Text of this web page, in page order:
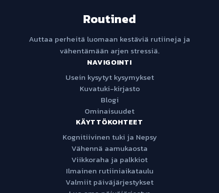
Routined
Auttaa perheitä luomaan kestäviä rutiineja ja
vähentämään arjen stressiä.
NAVIGOINTI
Usein kysytyt kysymykset
Kuvatuki-kirjasto
Blogi
Ominaisuudet
KÄYTTÖKOHTEET
Kognitiivinen tuki ja Nepsy
Vähennä aamukaosta
Viikkoraha ja palkkiot
Ilmainen rutiiniaikataulu
Valmiit päiväjärjestykset